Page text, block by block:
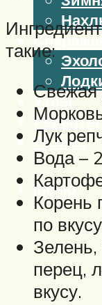
Узлы
Рецепты
Разное
Меню
такие:
Свежая
Лук
Вода –
Корень
по
перец,
вкусу.